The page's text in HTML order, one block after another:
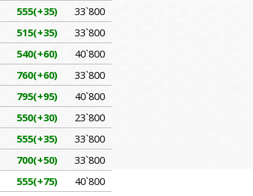
555(+35)
33`800
515(+35)
33`800
540(+60)
40`800
760(+60)
33`800
795(+95)
40`800
550(+30)
23`800
555(+35)
33`800
700(+50)
33`800
555(+75)
40`800